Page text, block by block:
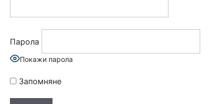
Парола
Покажи парола
Запомняне